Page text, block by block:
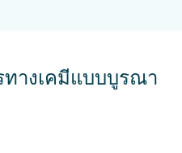
างเคมีแบบบูรณา